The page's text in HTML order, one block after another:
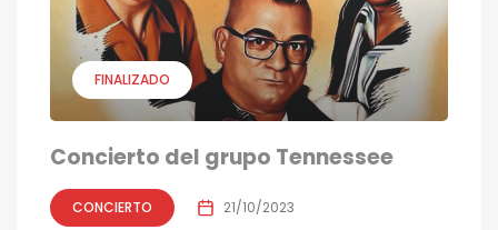
FINALIZADO
Concierto del grupo Tennessee
CONCIERTO 21/10/2023